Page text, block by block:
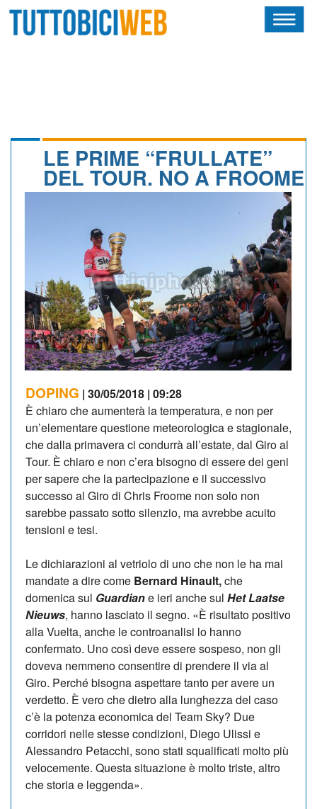
CALENDARIO
NEWSLETTER
LE PRIME “FRULLATE”
DEL TOUR. NO A FROOME
DOPING | 30/05/2018 | 09:28
È chiaro che aumenterà la temperatura, e non per
un’elementare questione meteorologica e stagionale,
che dalla primavera ci condurrà all’estate, dal Giro al
Tour. È chiaro e non c’era bisogno di essere dei geni
per sapere che la partecipazione e il successivo
successo al Giro di Chris Froome non solo non
sarebbe passato sotto silenzio, ma avrebbe acuito
tensioni e tesi.
Le dichiarazioni al vetriolo di uno che non le ha mai
mandate a dire come Bernard Hinault,che
domenica sul Guardiane ieri anche sul Het Laatse
Nieuws, hanno lasciato il segno. «È risultato positivo
alla Vuelta, anche le controanalisi lo hanno
confermato. Uno così deve essere sospeso, non gli
doveva nemmeno consentire di prendere il via al
Giro. Perché bisogna aspettare tanto per avere un
verdetto. È vero che dietro alla lunghezza del caso
c’è la potenza economica del Team Sky? Due
corridori nelle stesse condizioni, Diego Ulissi e
Alessandro Petacchi, sono stati squalificati molto più
velocemente. Questa situazione è molto triste, altro
che storia e leggenda».